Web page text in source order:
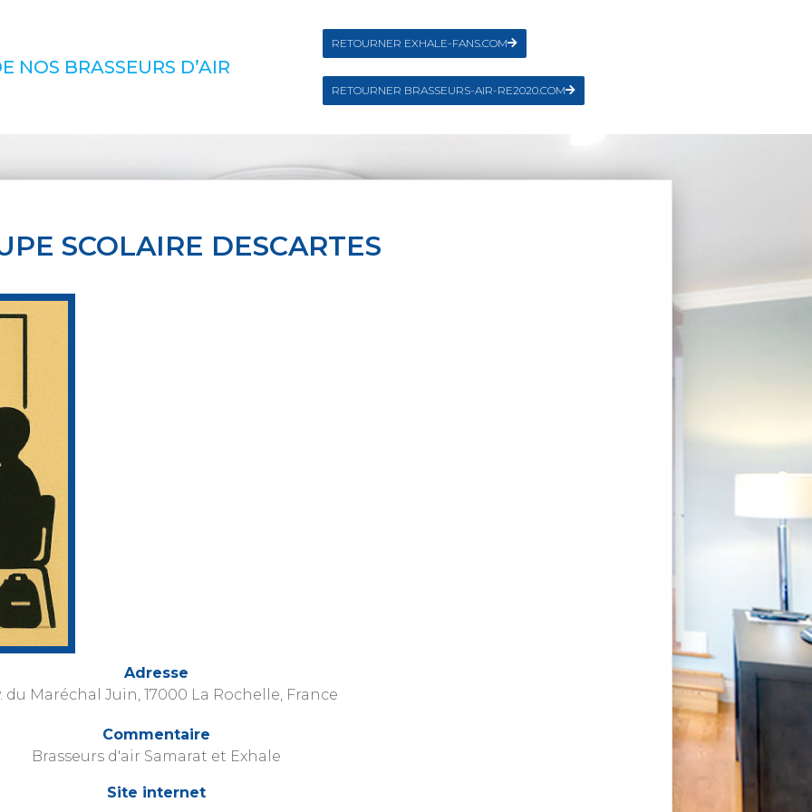
NOS BRASSEURS D’AIR
RETOURNER EXHALE-FANS.COM
RETOURNER BRASSEURS-AIR-RE2020.COM
SCOLAIRE DESCARTES
Adresse
du Maréchal Juin, 17000 La Rochelle, France
Commentaire
Brasseurs d'air Samarat et Exhale
Site internet